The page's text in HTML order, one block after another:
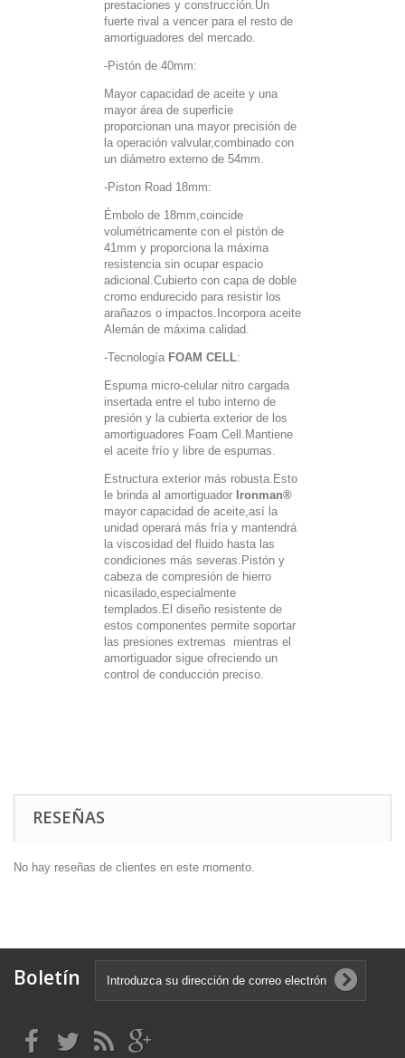
prestaciones y construcción.Un
fuerte rival a vencer para el resto de
amortiguadores del mercado.
-Pistón de 40mm:
Mayor capacidad de aceite y una
mayor área de superficie
proporcionan una mayor precisión de
la operación valvular,combinado con
un diámetro externo de 54mm.
-Piston Road 18mm:
Émbolo de 18mm,coincide
volumétricamente con el pistón de
41mm y proporciona la máxima
resistencia sin ocupar espacio
adicional.Cubierto con capa de doble
cromo endurecido para resistir los
arañazos o impactos.Incorpora aceite
Alemán de máxima calidad.
-Tecnología FOAM CELL:
Espuma micro-celular nitro cargada
insertada entre el tubo interno de
presión y la cubierta exterior de los
amortiguadores Foam Cell.Mantiene
el aceite frío y libre de espumas.
Estructura exterior más robusta.Esto
le brinda al amortiguador Ironman®
mayor capacidad de aceite,así la
unidad operará más fría y mantendrá
la viscosidad del fluido hasta las
condiciones más severas.Pistón y
cabeza de compresión de hierro
nicasilado,especialmente
templados.El diseño resistente de
estos componentes permite soportar
las presiones extremas mientras el
amortiguador sigue ofreciendo un
control de conducción preciso.
RESEÑAS
No hay reseñas de clientes en este momento.
Boletín